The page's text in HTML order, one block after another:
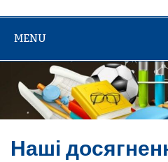
MENU
Наші